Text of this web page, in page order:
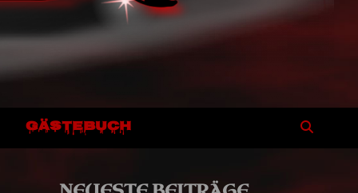
GÄSTEBUCH